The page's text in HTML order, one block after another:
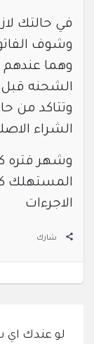
في حالتك
وشوف
وهما
الشحنه
وتتاكد من
الشراء
وشهر فتره
المستهلك
الاجرءات
شارك
لو عندك